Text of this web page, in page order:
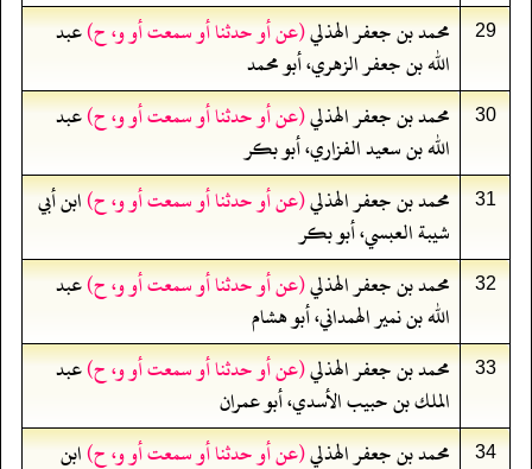
29 محمد بن جعفر الهذلي(عن أو حدثنا أو سمعت أو و، ح)عبد
الله بن جعفر الزهري، أبو محمد
30 محمد بن جعفر الهذلي(عن أو حدثنا أو سمعت أو و، ح)عبد
الله بن سعيد الفزاري، أبو بكر
31 محمد بن جعفر الهذلي(عن أو حدثنا أو سمعت أو و، ح)ابن أبي
شيبة العبسي، أبو بكر
32 محمد بن جعفر الهذلي(عن أو حدثنا أو سمعت أو و، ح)عبد
الله بن نمير الهمداني، أبو هشام
33 محمد بن جعفر الهذلي(عن أو حدثنا أو سمعت أو و، ح)عبد
الملك بن حبيب الأسدي، أبو عمران
34 محمد بن جعفر الهذلي(عن أو حدثنا أو سمعت أو و، ح)ابن